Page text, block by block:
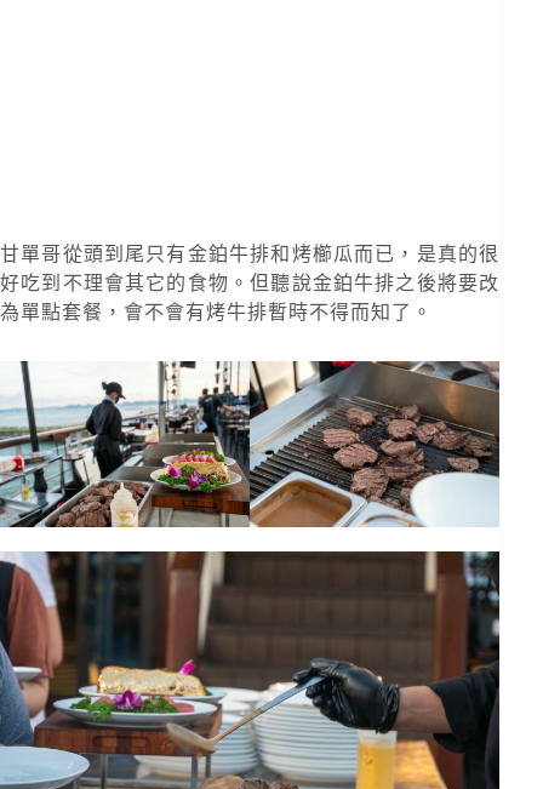
甘單哥從頭到尾只有金鉑牛排和烤櫛瓜而已，是真的很
好吃到不理會其它的食物。但聽說金鉑牛排之後將要改
為單點套餐，會不會有烤牛排暫時不得而知了。